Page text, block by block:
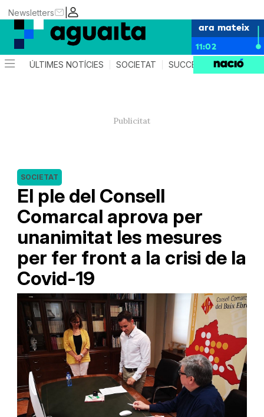
|
Newsletters
ara mateix
11:02
ÚLTIMES NOTÍCIES SOCIETAT SUCCESSOS AGENDA
El ple del Consell
Comarcal aprova per
unanimitat les mesures
per fer front a la crisi de la
Covid-19
SOCIETAT